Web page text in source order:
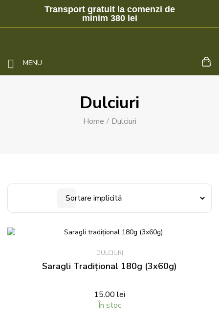
Transport gratuit la comenzi de
minim 380 lei
MENU
Dulciuri
Home Dulciuri
DULCIURI
Saragli Tradițional 180g (3x60g)
15.00 lei
În stoc